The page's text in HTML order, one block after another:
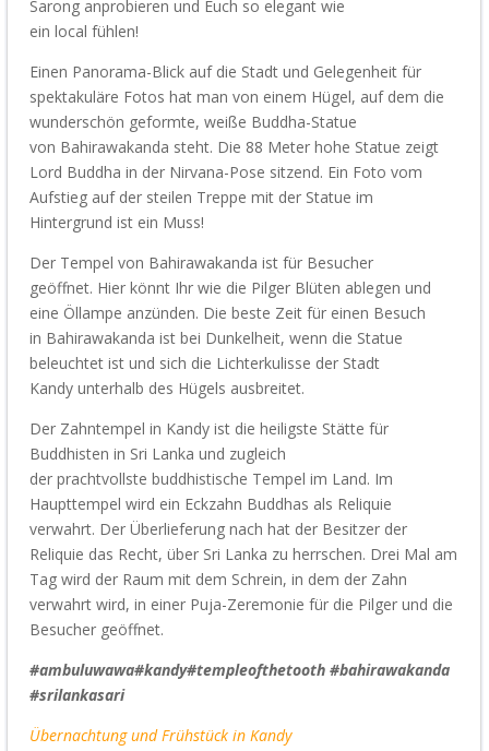
Sarong anprobieren und Euch so elegant wie
einlocal fühlen!
Einen Panorama-Blick auf die Stadt und Gelegenheit für
spektakuläre Fotos hat man von einem Hügel, auf dem die
wunderschön geformte, weiße Buddha-Statue
von Bahirawakanda steht. Die 88 Meter hohe Statue zeigt
Lord Buddha in der Nirvana-Pose sitzend. Ein Foto vom
Aufstieg auf der steilen Treppe mit der Statue im
Hintergrund ist ein Muss!
Der Tempel von Bahirawakanda ist für Besucher
geöffnet. Hier könnt Ihrwie die Pilger Blüten ablegenund
eine Öllampe anzünden. Die beste Zeit für einen Besuch
in Bahirawakanda ist bei Dunkelheit, wenn die Statue
beleuchtet ist und sich die Lichterkulisse der Stadt
Kandyunterhalb des Hügels ausbreitet.
Der Zahntempel in Kandy ist die heiligste Stätte für
Buddhisten in Sri Lanka und zugleich
derprachtvollste buddhistische Tempel im Land. Im
Haupttempel wird ein Eckzahn Buddhas als Reliquie
verwahrt. Der Überlieferung nach hat der Besitzer der
Reliquie das Recht, über Sri Lanka zu herrschen. Drei Mal am
Tag wird der Raum mit dem Schrein, in dem der Zahn
verwahrt wird, in einer Puja-Zeremonie für die Pilger und die
Besucher geöffnet.
#ambuluwawa#kandy#templeofthetooth #bahirawakanda
#srilankasari
Übernachtung und Frühstück in Kandy